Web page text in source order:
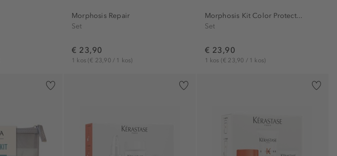
vlažilni (5)
vzdrževanje (3)
Morphosis Repair
Set
€ 23,90
1 kos(€ 23,90 / 1 kos)
Morphosis Kit Color Protect...
Set
€ 23,90
1 kos (€ 23,90 / 1 kos)